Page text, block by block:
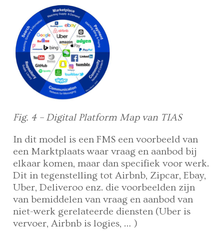
Fig. 4 – Digital Platform Map van TIAS
In dit model is een FMS een voorbeeld van
een Marktplaats waar vraag en aanbod bij
elkaar komen, maar dan specifiek voor werk.
Dit in tegenstelling tot Airbnb, Zipcar, Ebay,
Uber, Deliveroo enz. die voorbeelden zijn
van bemiddelen van vraag en aanbod van
niet-werk gerelateerde diensten (Uber is
vervoer, Airbnb is logies, … )